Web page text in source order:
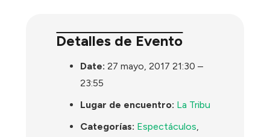
Detalles de Evento
Date: 27 mayo, 2017 21:30 –
23:55
Lugar de encuentro: La Tribu
Categorías: Espectáculos,